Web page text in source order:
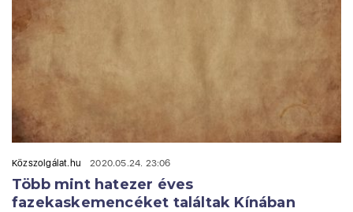
Közszolgálat.hu 2020.05.24. 23:06
Több mint hatezer éves
fazekaskemencéket találtak Kínában